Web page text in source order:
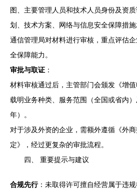
图、主要管理人员和技术人员身份及资
划、技术方案、网络与信息安全保障措施
通信管理局对材料进行审核，重点评估
全保障能力。
审批与取证 ：
材料审核通过后，主管部门会颁发《增
载明业务种类、服务范围（全国或省内
年）。
对于涉及外资的企业，需额外遵循《外
定》，经过更复杂的审批流程。
四、 重要提示与建议
合规先行：未取得许可擅自经营属于违规